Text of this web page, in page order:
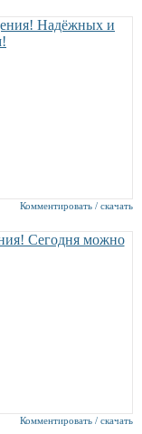
Комментировать / скачать
Комментировать / скачать